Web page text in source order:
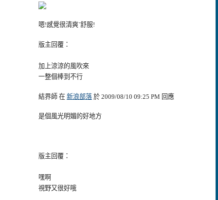
嗯!感覺很清爽ˋ舒服!
版主回覆：
加上涼涼的風吹來
一整個棒到不行
結界師 在 新浪部落 於 2009/08/10 09:25 PM 回應
是個風光明媚的好地方
版主回覆：
嘿啊
視野又很好哦